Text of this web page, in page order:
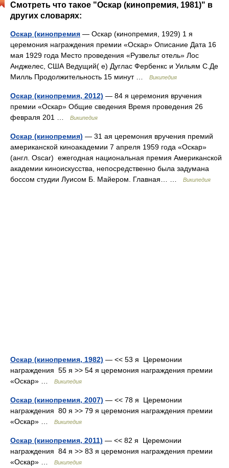
Смотреть что такое "Оскар (кинопремия, 1981)" в
других словарях:
Оскар (кинопремия — Оскар (кинопремия, 1929) 1 я
церемония награждения премии «Оскар» Описание Дата 16
мая 1929 года Место проведения «Рузвельт отель» Лос
Анджелес, США Ведущий( е) Дуглас Фербенкс и Уильям С.Де
Милль Продолжительность 15 минут …
Википедия
Оскар (кинопремия, 2012) — 84 я церемония вручения
премии «Оскар» Общие сведения Время проведения 26
февраля 201 …
Википедия
Оскар (кинопремия) — 31 ая церемония вручения премий
американской киноакадемии 7 апреля 1959 года «Оскар»
(англ. Oscar) ежегодная национальная премия Американской
академии киноискусства, непосредственно была задумана
боссом студии Луисом Б. Майером. Главная… …
Википедия
Оскар (кинопремия, 1982) — << 53 я Церемонии
награждения 55 я >> 54 я церемония награждения премии
«Оскар» …
Википедия
Оскар (кинопремия, 2007) — << 78 я Церемонии
награждения 80 я >> 79 я церемония награждения премии
«Оскар» …
Википедия
Оскар (кинопремия, 2011) — << 82 я Церемонии
награждения 84 я >> 83 я церемония награждения премии
«Оскар» …
Википедия